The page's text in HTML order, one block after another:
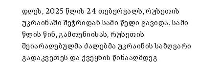
დღეს, 2025 წლის 24 თებერვალს, რუსეთის
უკრაინაში შეჭრიდან სამი წელი გავიდა. სამი
წლის წინ, გამთენიისას, რუსეთის
შეიარაღებულმა ძალებმა უკრაინის საზღვარი
გადაკვეთეს და ქვეყნის წინააღმდეგ